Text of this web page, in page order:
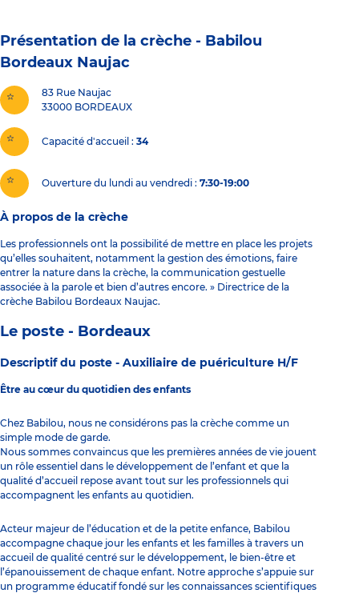
Présentation de la crèche - Babilou
Bordeaux Naujac
83 Rue Naujac
33000 BORDEAUX
Capacité d'accueil 34
Ouverture du lundi au vendredi : 7:30-19:00
À propos de la crèche
Les professionnels ont la possibilité de mettre en place les projets
qu’elles souhaitent, notamment la gestion des émotions, faire
entrer la nature dans la crèche, la communication gestuelle
associée à la parole et bien d’autres encore. » Directrice de la
crèche Babilou Bordeaux Naujac.
Le poste - Bordeaux
Descriptif du poste - Auxiliaire de puériculture H/F
Être au cœur du quotidien des enfants
Chez Babilou, nous ne considérons pas la crèche comme un
simple mode de garde.
Nous sommes convaincus que les premières années de vie jouent
un rôle essentiel dans le développement de l’enfant et que la
qualité d’accueil repose avant tout sur les professionnels qui
accompagnent les enfants au quotidien.
Acteur majeur de l’éducation et de la petite enfance, Babilou
accompagne chaque jour les enfants et les familles à travers un
accueil de qualité centré sur le développement, le bien-être et
l’épanouissement de chaque enfant. Notre approche s’appuie sur
un programme éducatif fondé sur les connaissances scientifiques